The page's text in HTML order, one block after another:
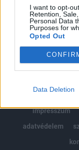
I want to opt-
Retention,
Personal Data
Purposes for
Opted Out
Data Deletion
MÁR
impresszum
adatvédelem